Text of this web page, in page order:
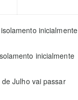
inicialmente
inicialmente
Julho vai passar